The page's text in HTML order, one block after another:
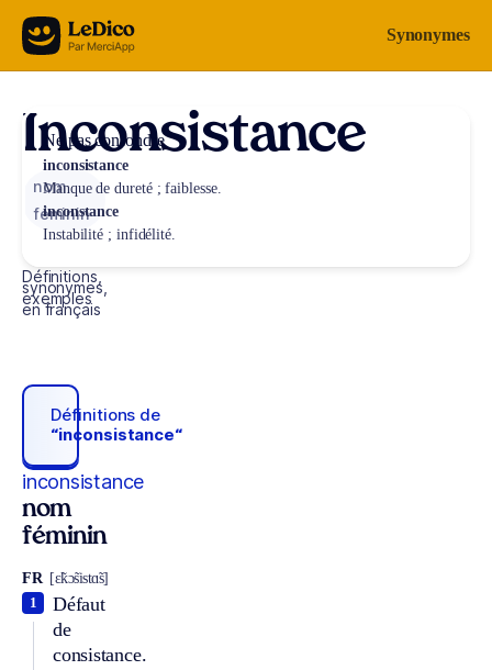
Aller au contenu Synonymes
Inconsistance
nom
féminin
Définitions,
synonymes,
exemples
en français
Définitions de
“inconsistance“
inconsistance
nom
féminin
FR [ɛ̃kɔ̃sistɑ̃s]
Défaut
de
consistance.
1
Ne pas confondre
inconsistance
Manque de dureté ; faiblesse.
inconstance
Instabilité ; infidélité.